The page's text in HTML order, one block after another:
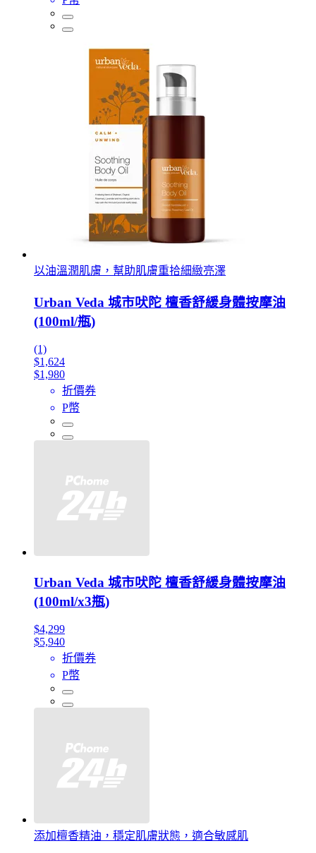
以油溫潤肌膚，幫助肌膚重拾細緻亮澤
Urban Veda 城市吠陀 檀香舒緩身體按摩油
(100ml/瓶)
(1)
$1,624
$1,980
折價券
P幣
Urban Veda 城市吠陀 檀香舒緩身體按摩油
(100ml/x3瓶)
$4,299
$5,940
折價券
P幣
添加檀香精油，穩定肌膚狀態，適合敏感肌